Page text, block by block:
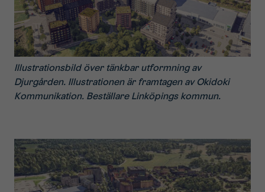
Illustrationsbild över tänkbar utformning av
Djurgården. Illustrationen är framtagen av Okidoki
Kommunikation. Beställare Linköpings kommun.